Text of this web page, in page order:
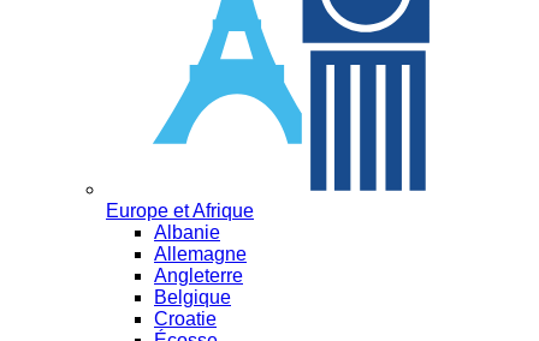
Europe et Afrique
Albanie
Allemagne
Angleterre
Belgique
Croatie